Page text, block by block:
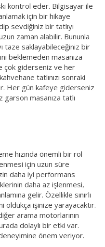
kontrol eder. Bilgisayar ile
için bir hikaye
sevdiğiniz bir tatlıyı
zaman alabilir. Bununla
taze saklayabileceğiniz bir
beklemeden masanıza
çok giderseniz ve her
tatlınızı sonraki
Her gün kafeye giderseniz
garson masanıza tatlı
hızında önemli bir rol
için uzun süre
daha iyi performans
daha az işlenmesi,
gelir. Özellikle sınırlı
oldukça işinize yarayacaktır.
arama motorlarının
dolaylı bir etki var.
deneyimine önem veriyor.